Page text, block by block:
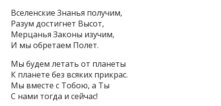
Вселенские Знанья получим,
Разум достигнет Высот,
Мерцанья Законы изучим,
И мы обретаем Полет.
Мы будем летать от планеты
К планете без всяких прикрас.
Мы вместе с Тобою, а Ты
С нами тогда и сейчас!